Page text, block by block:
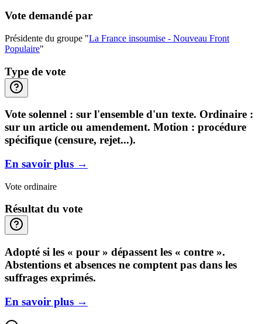
Vote demandé par
Présidente du groupe "La France insoumise - Nouveau Front
Populaire"
Type de vote
Vote solennel : sur l'ensemble d'un texte. Ordinaire :
sur un article ou amendement. Motion : procédure
spécifique (censure, rejet...).
En savoir plus →
Vote ordinaire
Résultat du vote
Adopté si les « pour » dépassent les « contre ».
Abstentions et absences ne comptent pas dans les
suffrages exprimés.
En savoir plus →